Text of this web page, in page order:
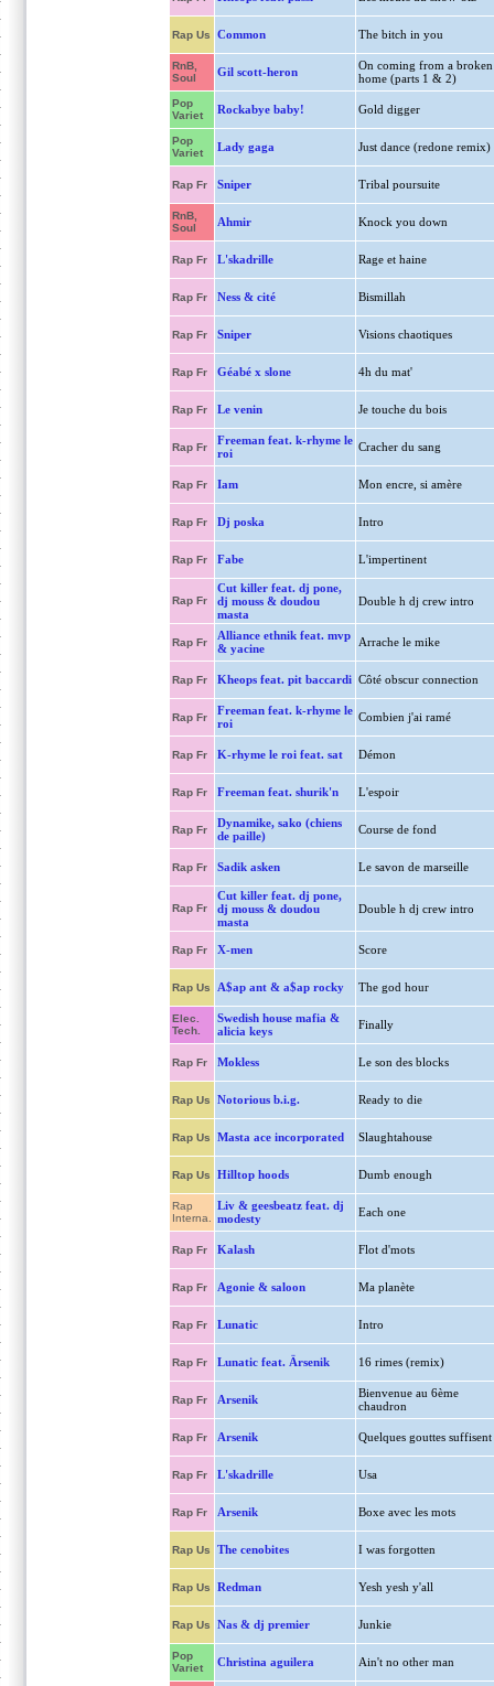
Rap Us Common The bitch in you
RnB,
Soul
Gil scott-heron
On coming from a broken
home (parts 1 & 2)
Pop
Variet
Rockabye baby! Gold digger
Pop
Variet
Lady gaga Just dance (redone remix)
Rap Fr Sniper Tribal poursuite
RnB,
Soul
Ahmir Knock you down
Rap Fr L'skadrille Rage et haine
Rap Fr Ness & cité Bismillah
Rap Fr Sniper Visions chaotiques
Rap Fr Géabé x slone 4h du mat'
Rap Fr Le venin Je touche du bois
Rap Fr
Freeman feat. k-rhyme le
roi
Cracher du sang
Rap Fr Iam Mon encre, si amère
Rap Fr Dj poska Intro
Rap Fr Fabe L'impertinent
Rap Fr
Cut killer feat. dj pone,
dj mouss & doudou
masta
Double h dj crew intro
Rap Fr
Alliance ethnik feat. mvp
& yacine
Arrache le mike
Rap Fr Kheops feat. pit baccardi Côté obscur connection
Rap Fr
Freeman feat. k-rhyme le
roi
Combien j'ai ramé
Rap Fr K-rhyme le roi feat. sat Démon
Rap Fr Freeman feat. shurik'n L'espoir
Rap Fr
Dynamike, sako (chiens
de paille)
Course de fond
Rap Fr Sadik asken Le savon de marseille
Rap Fr
Cut killer feat. dj pone,
dj mouss & doudou
masta
Double h dj crew intro
Rap Fr X-men Score
Rap Us A$ap ant & a$ap rocky The god hour
Elec.
Tech.
Swedish house mafia &
alicia keys
Finally
Rap Fr Mokless Le son des blocks
Rap Us Notorious b.i.g. Ready to die
Rap Us Masta ace incorporated Slaughtahouse
Rap Us Hilltop hoods Dumb enough
Rap
Interna.
Liv & geesbeatz feat. dj
modesty
Each one
Rap Fr Kalash Flot d'mots
Rap Fr Agonie & saloon Ma planète
Rap Fr Lunatic Intro
Rap Fr Lunatic feat. Ärsenik 16 rimes (remix)
Rap Fr Arsenik
Bienvenue au 6ème
chaudron
Rap Fr Arsenik Quelques gouttes suffisent
Rap Fr L'skadrille Usa
Rap Fr Arsenik Boxe avec les mots
Rap Us The cenobites I was forgotten
Rap Us Redman Yesh yesh y'all
Rap Us Nas & dj premier Junkie
Pop
Variet
Christina aguilera Ain't no other man